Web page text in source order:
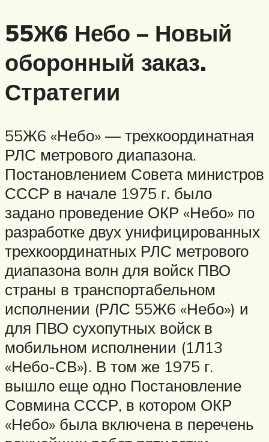
55Ж6 Небо – Новый
оборонный заказ.
Стратегии
55Ж6 «Небо» — трехкоординатная
РЛС метрового диапазона.
Постановлением Совета министров
СССР в начале 1975 г. было
задано проведение ОКР «Небо» по
разработке двух унифицированных
трехкоординатных РЛС метрового
диапазона волн для войск ПВО
страны в транспортабельном
исполнении (РЛС 55Ж6 «Небо») и
для ПВО сухопутных войск в
мобильном исполнении (1Л13
«Небо-СВ»). В том же 1975 г.
вышло еще одно Постановление
Совмина СССР, в котором ОКР
«Небо» была включена в перечень